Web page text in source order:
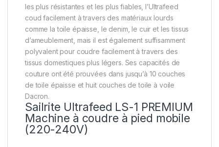
les plus résistantes et les plus fiables, l’Ultrafeed
coud facilement à travers des matériaux lourds
comme la toile épaisse, le denim, le cuir et les tissus
d’ameublement, mais il est également suffisamment
polyvalent pour coudre facilement à travers des
tissus domestiques plus légers. Ses capacités de
couture ont été prouvées dans jusqu’à 10 couches
de toile épaisse et huit couches de toile à voile
Dacron.
Sailrite Ultrafeed LS-1 PREMIUM
Machine à coudre à pied mobile
(220-240V)